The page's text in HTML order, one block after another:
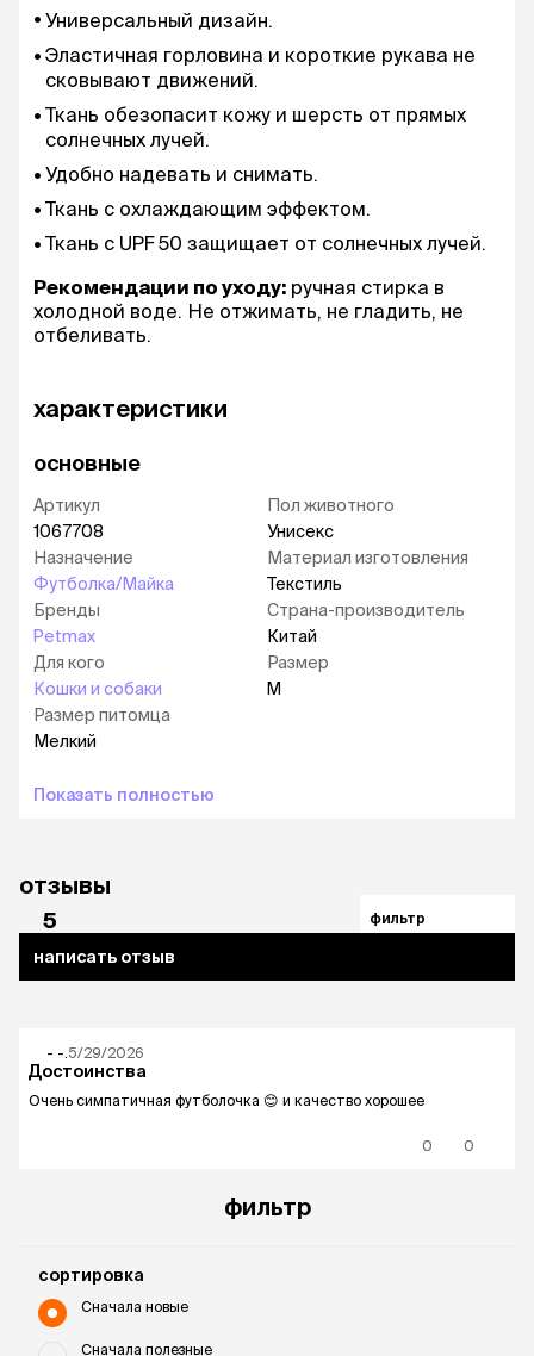
Универсальный дизайн.
Эластичная горловина и короткие рукава не
сковывают движений.
Ткань обезопасит кожу и шерсть от прямых
солнечных лучей.
Удобно надевать и снимать.
Ткань с охлаждающим эффектом.
Ткань с UPF 50 защищает от солнечных лучей.
Рекомендации по уходу: ручная стирка в
холодной воде. Не отжимать, не гладить, не
отбеливать.
характеристики
основные
Артикул
1067708
Назначение
Футболка/Майка
Бренды
Petmax
Для кого
Кошки и собаки
Размер питомца
Мелкий
Пол животного
Унисекс
Материал изготовления
Текстиль
Страна-производитель
Китай
Размер
M
Показать полностью
отзывы
5 фильтр
написать отзыв
- -. 5/29/2026
Достоинства
Очень симпатичная футболочка 😊 и качество хорошее
0 0
фильтр
cортировка
Сначала новые
Сначала полезные